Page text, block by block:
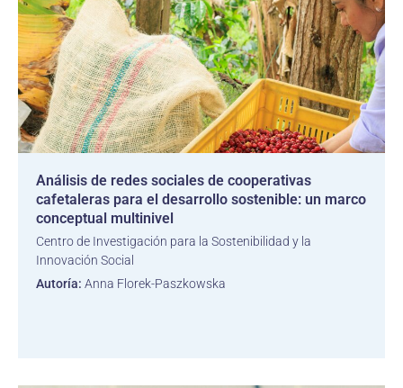
Análisis de redes sociales de cooperativas
cafetaleras para el desarrollo sostenible: un marco
conceptual multinivel
Centro de Investigación para la Sostenibilidad y la
Innovación Social
Autoría: Anna Florek-Paszkowska